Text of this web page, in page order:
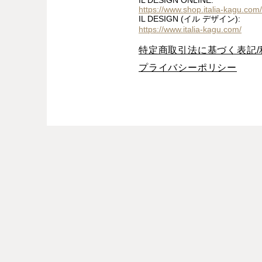
https://www.shop.italia-kagu.com/
IL DESIGN (イル デザイン):
https://www.italia-kagu.com/
特定商取引法に基づく表記/
プライバシーポリシー